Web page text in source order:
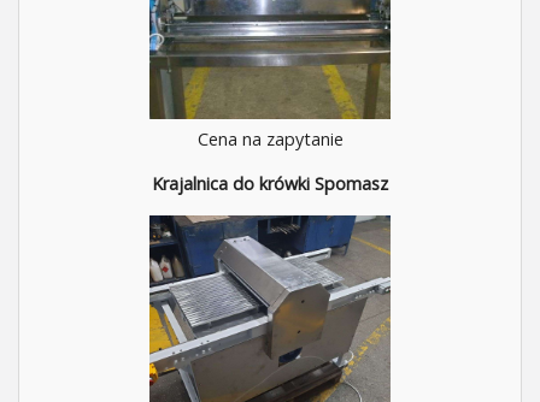
Cena na zapytanie
Krajalnica do krówki Spomasz